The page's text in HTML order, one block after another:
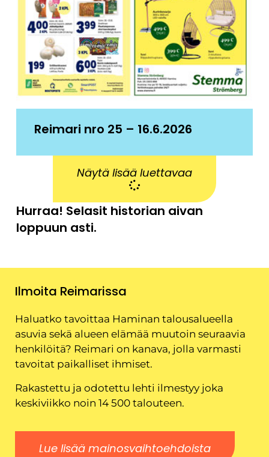
Reimari nro 25 – 16.6.2026
Näytä lisää luettavaa
Hurraa! Selasit historian aivan
loppuun asti.
Ilmoita Reimarissa
Haluatko tavoittaa Haminan talousalueella
asuvia sekä alueen elämää muutoin seuraavia
henkilöitä? Reimari on kanava, jolla varmasti
tavoitat paikalliset ihmiset.
Rakastettu ja odotettu lehti ilmestyy joka
keskiviikko noin 14 500 talouteen.
Lue lisää mainosvaihtoehdoista